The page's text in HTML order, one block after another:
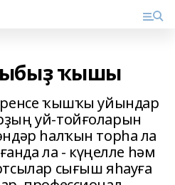
ҡышы
ҡышҡы уйындар
уй-тойғоларын
һалҡын торһа ла
ла - күңелле һәм
сығыш яһауға